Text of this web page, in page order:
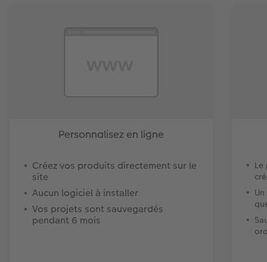
Personnalisez en ligne
Créez vos produits directement sur le
site
Aucun logiciel à installer
Vos projets sont sauvegardés
pendant 6 mois
Le